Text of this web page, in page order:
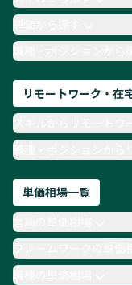
月収100万円 業
TypeScript
単価から探す
職種・ポジションから
リモートワーク・在
職種・ポジションから
単価相場一覧
職種の単価相場